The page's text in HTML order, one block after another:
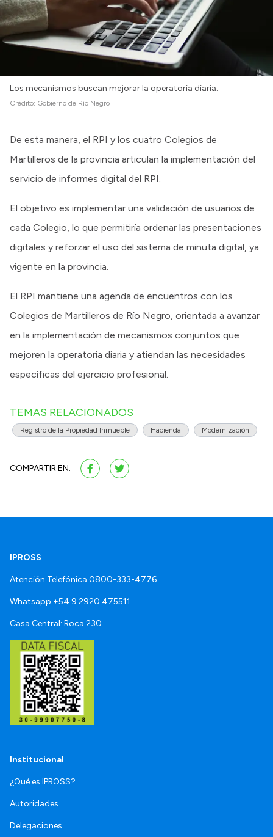
Los mecanismos buscan mejorar la operatoria diaria.
Crédito: Gobierno de Río Negro
De esta manera, el RPI y los cuatro Colegios de
Martilleros de la provincia articulan la implementación del
servicio de informes digital del RPI.
El objetivo es implementar una validación de usuarios de
cada Colegio, lo que permitiría ordenar las presentaciones
digitales y reforzar el uso del sistema de minuta digital, ya
vigente en la provincia.
El RPI mantiene una agenda de encuentros con los
Colegios de Martilleros de Río Negro, orientada a avanzar
en la implementación de mecanismos conjuntos que
mejoren la operatoria diaria y atiendan las necesidades
específicas del ejercicio profesional.
TEMAS RELACIONADOS
Registro de la Propiedad Inmueble Hacienda Modernización
COMPARTIR EN:
IPROSS
Atención Telefónica 0800-333-4776
Whatsapp +54 9 2920 475511
Casa Central: Roca 230
Institucional
¿Qué es IPROSS?
Autoridades
Delegaciones